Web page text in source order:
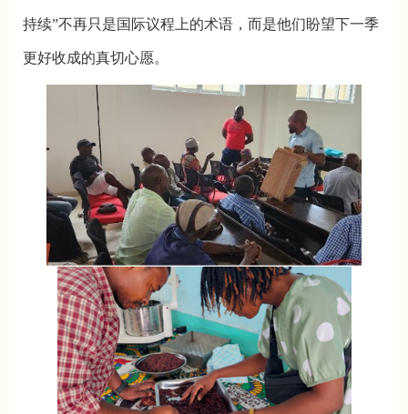
持续”不再只是国际议程上的术语，而是他们盼望下一季
更好收成的真切心愿。